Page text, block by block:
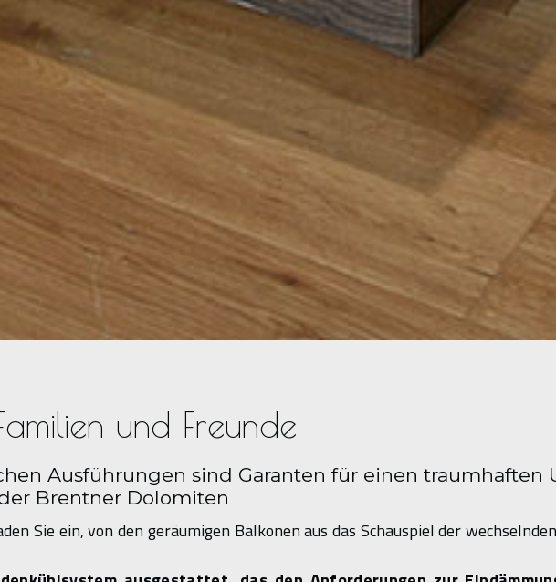
und Freunde
Ausführungen sind Garanten für einen traumhaften
Brentner Dolomiten
Sie ein, von den geräumigen Balkonen aus das Schauspiel der